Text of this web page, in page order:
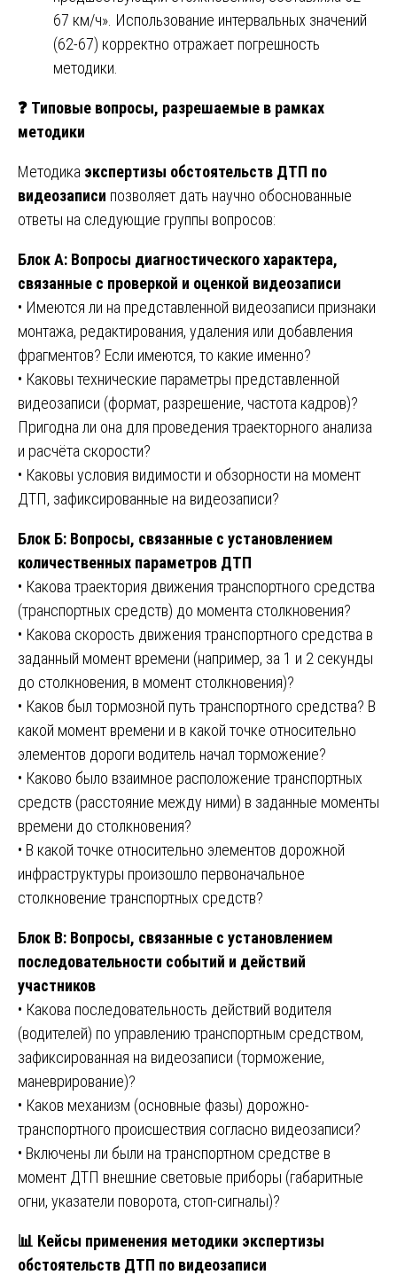
67 км/ч». Использование интервальных значений
(62-67) корректно отражает погрешность
методики.
❓ Типовые вопросы, разрешаемые в рамках
методики
Методика экспертизы обстоятельств ДТП по
видеозаписи позволяет дать научно обоснованные
ответы на следующие группы вопросов:
Блок А: Вопросы диагностического характера,
связанные с проверкой и оценкой видеозаписи
• Имеются ли на представленной видеозаписи признаки
монтажа, редактирования, удаления или добавления
фрагментов? Если имеются, то какие именно?
• Каковы технические параметры представленной
видеозаписи (формат, разрешение, частота кадров)?
Пригодна ли она для проведения траекторного анализа
и расчёта скорости?
• Каковы условия видимости и обзорности на момент
ДТП, зафиксированные на видеозаписи?
Блок Б: Вопросы, связанные с установлением
количественных параметров ДТП
• Какова траектория движения транспортного средства
(транспортных средств) до момента столкновения?
• Какова скорость движения транспортного средства в
заданный момент времени (например, за 1 и 2 секунды
до столкновения, в момент столкновения)?
• Каков был тормозной путь транспортного средства? В
какой момент времени и в какой точке относительно
элементов дороги водитель начал торможение?
• Каково было взаимное расположение транспортных
средств (расстояние между ними) в заданные моменты
времени до столкновения?
• В какой точке относительно элементов дорожной
инфраструктуры произошло первоначальное
столкновение транспортных средств?
Блок В: Вопросы, связанные с установлением
последовательности событий и действий
участников
• Какова последовательность действий водителя
(водителей) по управлению транспортным средством,
зафиксированная на видеозаписи (торможение,
маневрирование)?
• Каков механизм (основные фазы) дорожно-
транспортного происшествия согласно видеозаписи?
• Включены ли были на транспортном средстве в
момент ДТП внешние световые приборы (габаритные
огни, указатели поворота, стоп-сигналы)?
📊 Кейсы применения методики экспертизы
обстоятельств ДТП по видеозаписи